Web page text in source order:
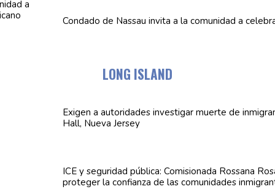
Condado de Nassau invita a la comunidad a
LONG ISLAND
Exigen aautoridades investigar muerte de
Hall, Nueva Jersey
ICE y seguridad pública:Comisionada Rossana
proteger la confianza de lascomunidades